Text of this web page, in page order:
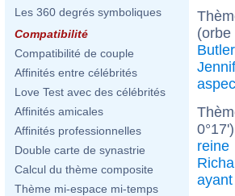
Les 360 degrés symboliques
Compatibilité
Compatibilité de couple
Affinités entre célébrités
Love Test avec des célébrités
Affinités amicales
Affinités professionnelles
Double carte de synastrie
Calcul du thème composite
Thème mi-espace mi-temps
Butler